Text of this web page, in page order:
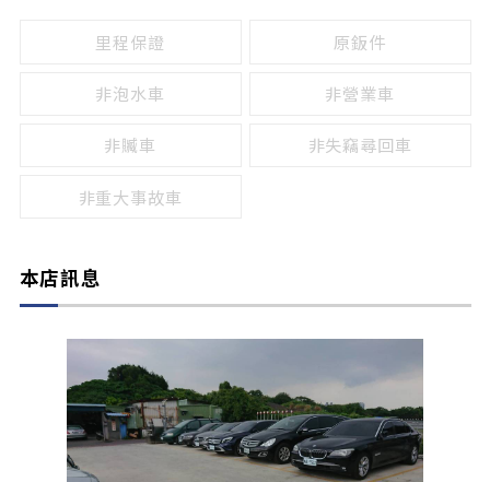
里程保證 原鈑件
非泡水車 非營業車
非贓車 非失竊尋回車
非重大事故車
本店訊息